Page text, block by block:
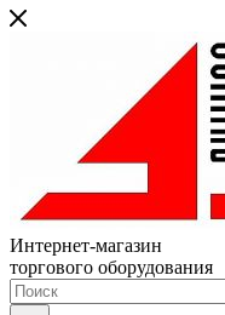
Интернет-магазин
торгового оборудования